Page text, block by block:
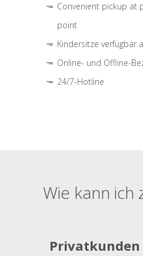
Convenient pickup at
point
Kindersitze verfügbar
Online- und Offline-
24/7-Hotline
Wie kann ich
Privatkunden